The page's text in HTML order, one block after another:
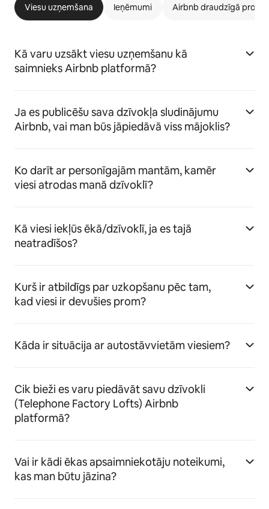
Viesu uzņemšana Ieņēmumi Airbnb draudzīgā
Kā varu uzsākt viesu uzņemšanu kā
saimnieks Airbnb platformā?
Ja es publicēšu sava dzīvokļa sludinājumu
Airbnb, vai man būs jāpiedāvā viss mājoklis?
Ko darīt ar personīgajām mantām, kamēr
viesi atrodas manā dzīvoklī?
Kā viesi iekļūs ēkā/dzīvoklī, ja es tajā
neatradīšos?
Kurš ir atbildīgs par uzkopšanu pēc tam,
kad viesi ir devušies prom?
Kāda ir situācija ar autostāvvietām viesiem?
Cik bieži es varu piedāvāt savu dzīvokli
(Telephone Factory Lofts) Airbnb
platformā?
Vai ir kādi ēkas apsaimniekotāju noteikumi,
kas man būtu jāzina?